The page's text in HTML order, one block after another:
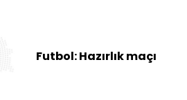
Futbol: Hazırlık maçı